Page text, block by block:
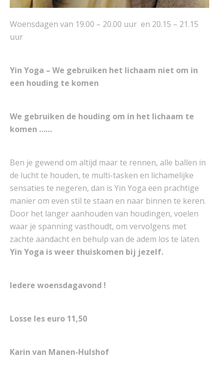
Woensdagen van 19.00 – 20.00 uur en 20.15 – 21.15
uur
Yin Yoga – We gebruiken het lichaam niet om in
een houding te komen
We gebruiken de houding om in het lichaam te
komen ……
Ben je gewend om altijd maar te rennen, alle ballen in
de lucht te houden, te multi-tasken en lichamelijke
sensaties te negeren, dan is Yin Yoga een prachtige
manier om even stil te staan en naar binnen te keren.
Door het langer aanhouden van houdingen, voelen
waar je spanning vasthoudt, om vervolgens met
zachte aandacht en behulp van de adem los te laten.
Yin Yoga is weer thuiskomen bij jezelf.
Iedere woensdagavond !
Losse les euro 11,50
Karin van Manen-Hulshof